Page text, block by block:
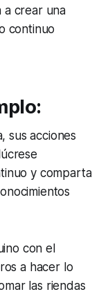
a crear una
continuo
sus acciones
y comparta
con el
a hacer lo
las riendas